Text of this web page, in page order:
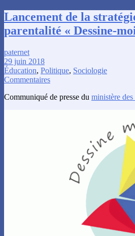
Lancement de la
parentalité « Dessine-
paternet
29 juin 2018
Éducation, Politique, Sociologie
Commentaires
Communiqué de presse du ministère